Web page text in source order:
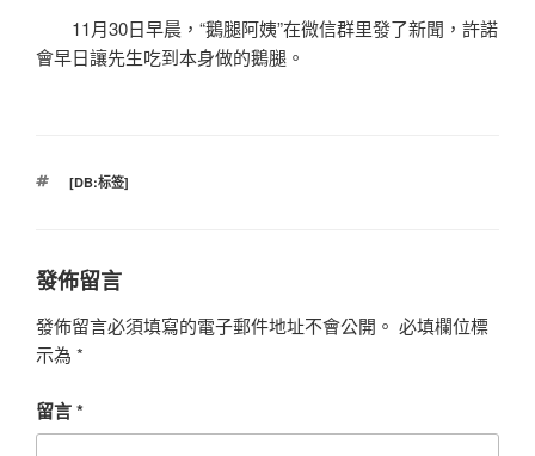
11月30日早晨，“鵝腿阿姨”在微信群里發了新聞，許諾
會早日讓先生吃到本身做的鵝腿。
標
[DB:标签]
發佈留言
發佈留言必須填寫的電子郵件地址不會公開。 必填欄位標
示為 *
留言*